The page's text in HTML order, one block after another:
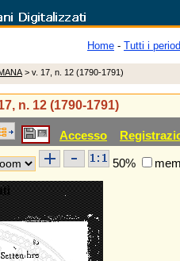
Home - Tutti i
> v. 17, n. 12 (1790-1791)
n. 12 (1790-1791)
Accesso
50%